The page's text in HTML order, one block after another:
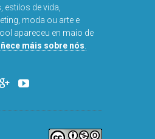
estilos de vida,
moda ou arte e
apareceu en maio de
máis sobre nós